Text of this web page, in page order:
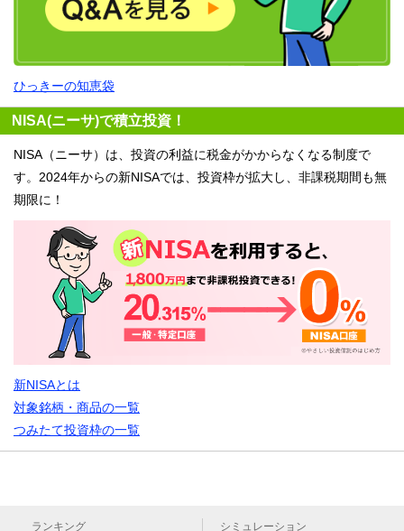
ひっきーの知恵袋
NISA(ニーサ)で積立投資！
NISA（ニーサ）は、投資の利益に税金がかからなくなる制度で
す。2024年からの新NISAでは、投資枠が拡大し、非課税期間も無
期限に！
新NISAとは
対象銘柄・商品の一覧
つみたて投資枠の一覧
ランキング シミュレーション